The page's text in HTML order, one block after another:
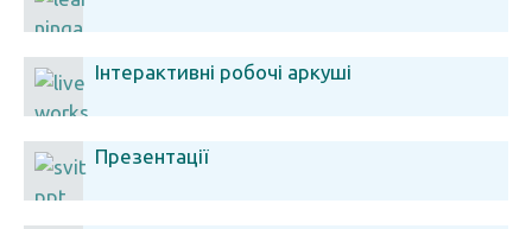
Інтерактивні робочі аркуші
Презентації